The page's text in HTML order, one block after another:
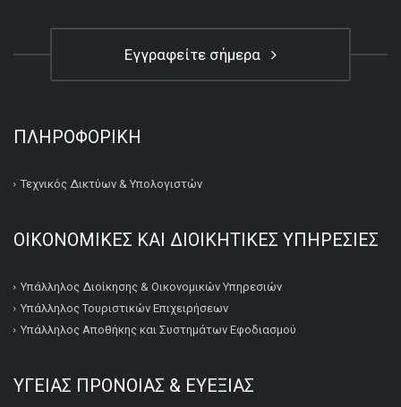
Εγγραφείτε σήμερα
ΠΛΗΡΟΦΟΡΙΚΉ
Τεχνικός Δικτύων & Υπολογιστών
ΟΙΚΟΝΟΜΙΚΕΣ ΚΑΙ ΔΙΟΙΚΗΤΙΚΕΣ ΥΠΗΡΕΣΙΕΣ
Υπάλληλος Διοίκησης & Οικονομικών Υπηρεσιών
Υπάλληλος Τουριστικών Επιχειρήσεων
Υπάλληλος Αποθήκης και Συστημάτων Εφοδιασμού
ΥΓΕΙΑΣ ΠΡΟΝΟΙΑΣ & ΕΥΕΞΙΑΣ